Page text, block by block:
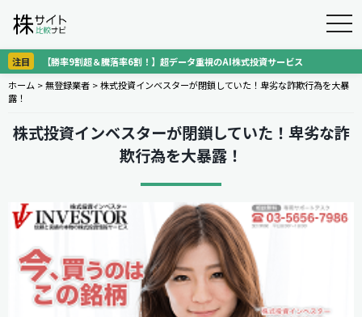
注目
【勝率9割超＆騰落率6割！】超データ重視のAI株式投資サービス
ホーム >無登録業者 >株式投資インベスターが閉鎖していた！卑劣な詐欺行為を大暴
露！
株式投資インベスターが閉鎖していた！卑劣な詐
欺行為を大暴露！